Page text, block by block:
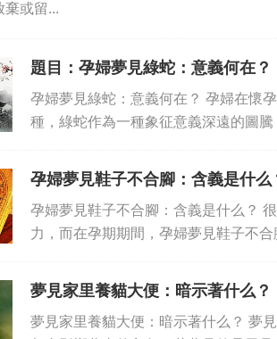
棄或留...
題目：孕婦夢見綠蛇：意義何在？
孕婦夢見綠蛇：意義何在？ 孕婦在懷
種，綠蛇作為一種象征意義深遠的圖
孕婦夢見鞋子不合腳：含義是什么
孕婦夢見鞋子不合腳：含義是什么？
力，而在孕期期間，孕婦夢見鞋子不
夢見家里養貓大便：暗示著什么？
夢見家里養貓大便：暗示著什么？ 夢